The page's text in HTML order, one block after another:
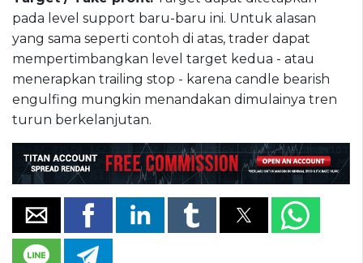
pada level support baru-baru ini. Untuk alasan
yang sama seperti contoh di atas, trader dapat
mempertimbangkan level target kedua - atau
menerapkan trailing stop - karena candle bearish
engulfing mungkin menandakan dimulainya tren
turun berkelanjutan.